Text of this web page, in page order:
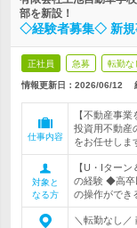
部を新設！
◇経験者募集◇ 新規
正社員 急募 転勤な
情報更新日：2026/06/12
仕事内容
【不動産事
投資用不動産
をお任せしま
対象と
なる方
【U・Iター
の経験 ◆高卒
の操作ができ
＼転勤なし／